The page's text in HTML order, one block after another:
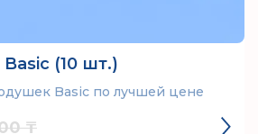
(10 шт.)
Basic по лучшей цене
₸